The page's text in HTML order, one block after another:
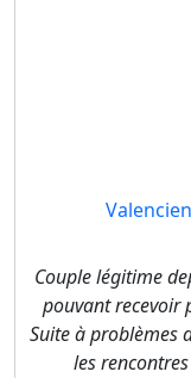
Couple légitime
pouvant recevoir
Suite à problèmes
les